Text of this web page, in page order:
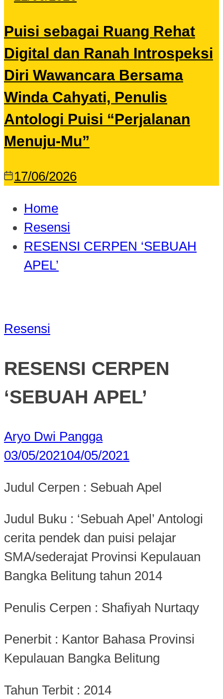
Puisi sebagai Ruang Rehat
Digital dan Ranah Introspeksi
Diri Wawancara Bersama
Winda Cahyati, Penulis
Antologi Puisi “Perjalanan
Menuju-Mu”
17/06/2026
Home
Resensi
RESENSI CERPEN ‘SEBUAH
APEL’
Resensi
RESENSI CERPEN
‘SEBUAH APEL’
Aryo Dwi Pangga
03/05/202104/05/2021
Judul Cerpen : Sebuah Apel
Judul Buku : ‘Sebuah Apel’ Antologi
cerita pendek dan puisi pelajar
SMA/sederajat Provinsi Kepulauan
Bangka Belitung tahun 2014
Penulis Cerpen : Shafiyah Nurtaqy
Penerbit : Kantor Bahasa Provinsi
Kepulauan Bangka Belitung
Tahun Terbit : 2014